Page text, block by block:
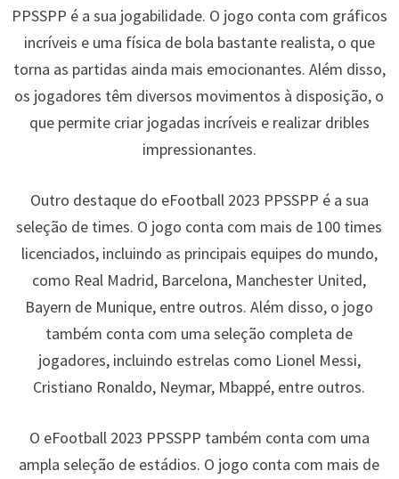
PPSSPP é a sua jogabilidade. O jogo conta com gráficos
incríveis e uma física de bola bastante realista, o que
torna as partidas ainda mais emocionantes. Além disso,
os jogadores têm diversos movimentos à disposição, o
que permite criar jogadas incríveis e realizar dribles
impressionantes.
Outro destaque do eFootball 2023 PPSSPP é a sua
seleção de times. O jogo conta com mais de 100 times
licenciados, incluindo as principais equipes do mundo,
como Real Madrid, Barcelona, Manchester United,
Bayern de Munique, entre outros. Além disso, o jogo
também conta com uma seleção completa de
jogadores, incluindo estrelas como Lionel Messi,
Cristiano Ronaldo, Neymar, Mbappé, entre outros.
O eFootball 2023 PPSSPP também conta com uma
ampla seleção de estádios. O jogo conta com mais de